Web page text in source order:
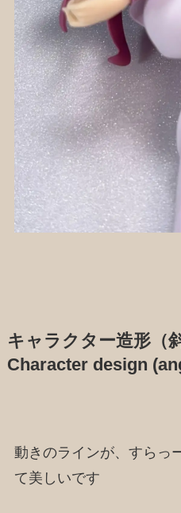
キャラクター造形（
Character design
動きのラインが、すらっ
て美しいです